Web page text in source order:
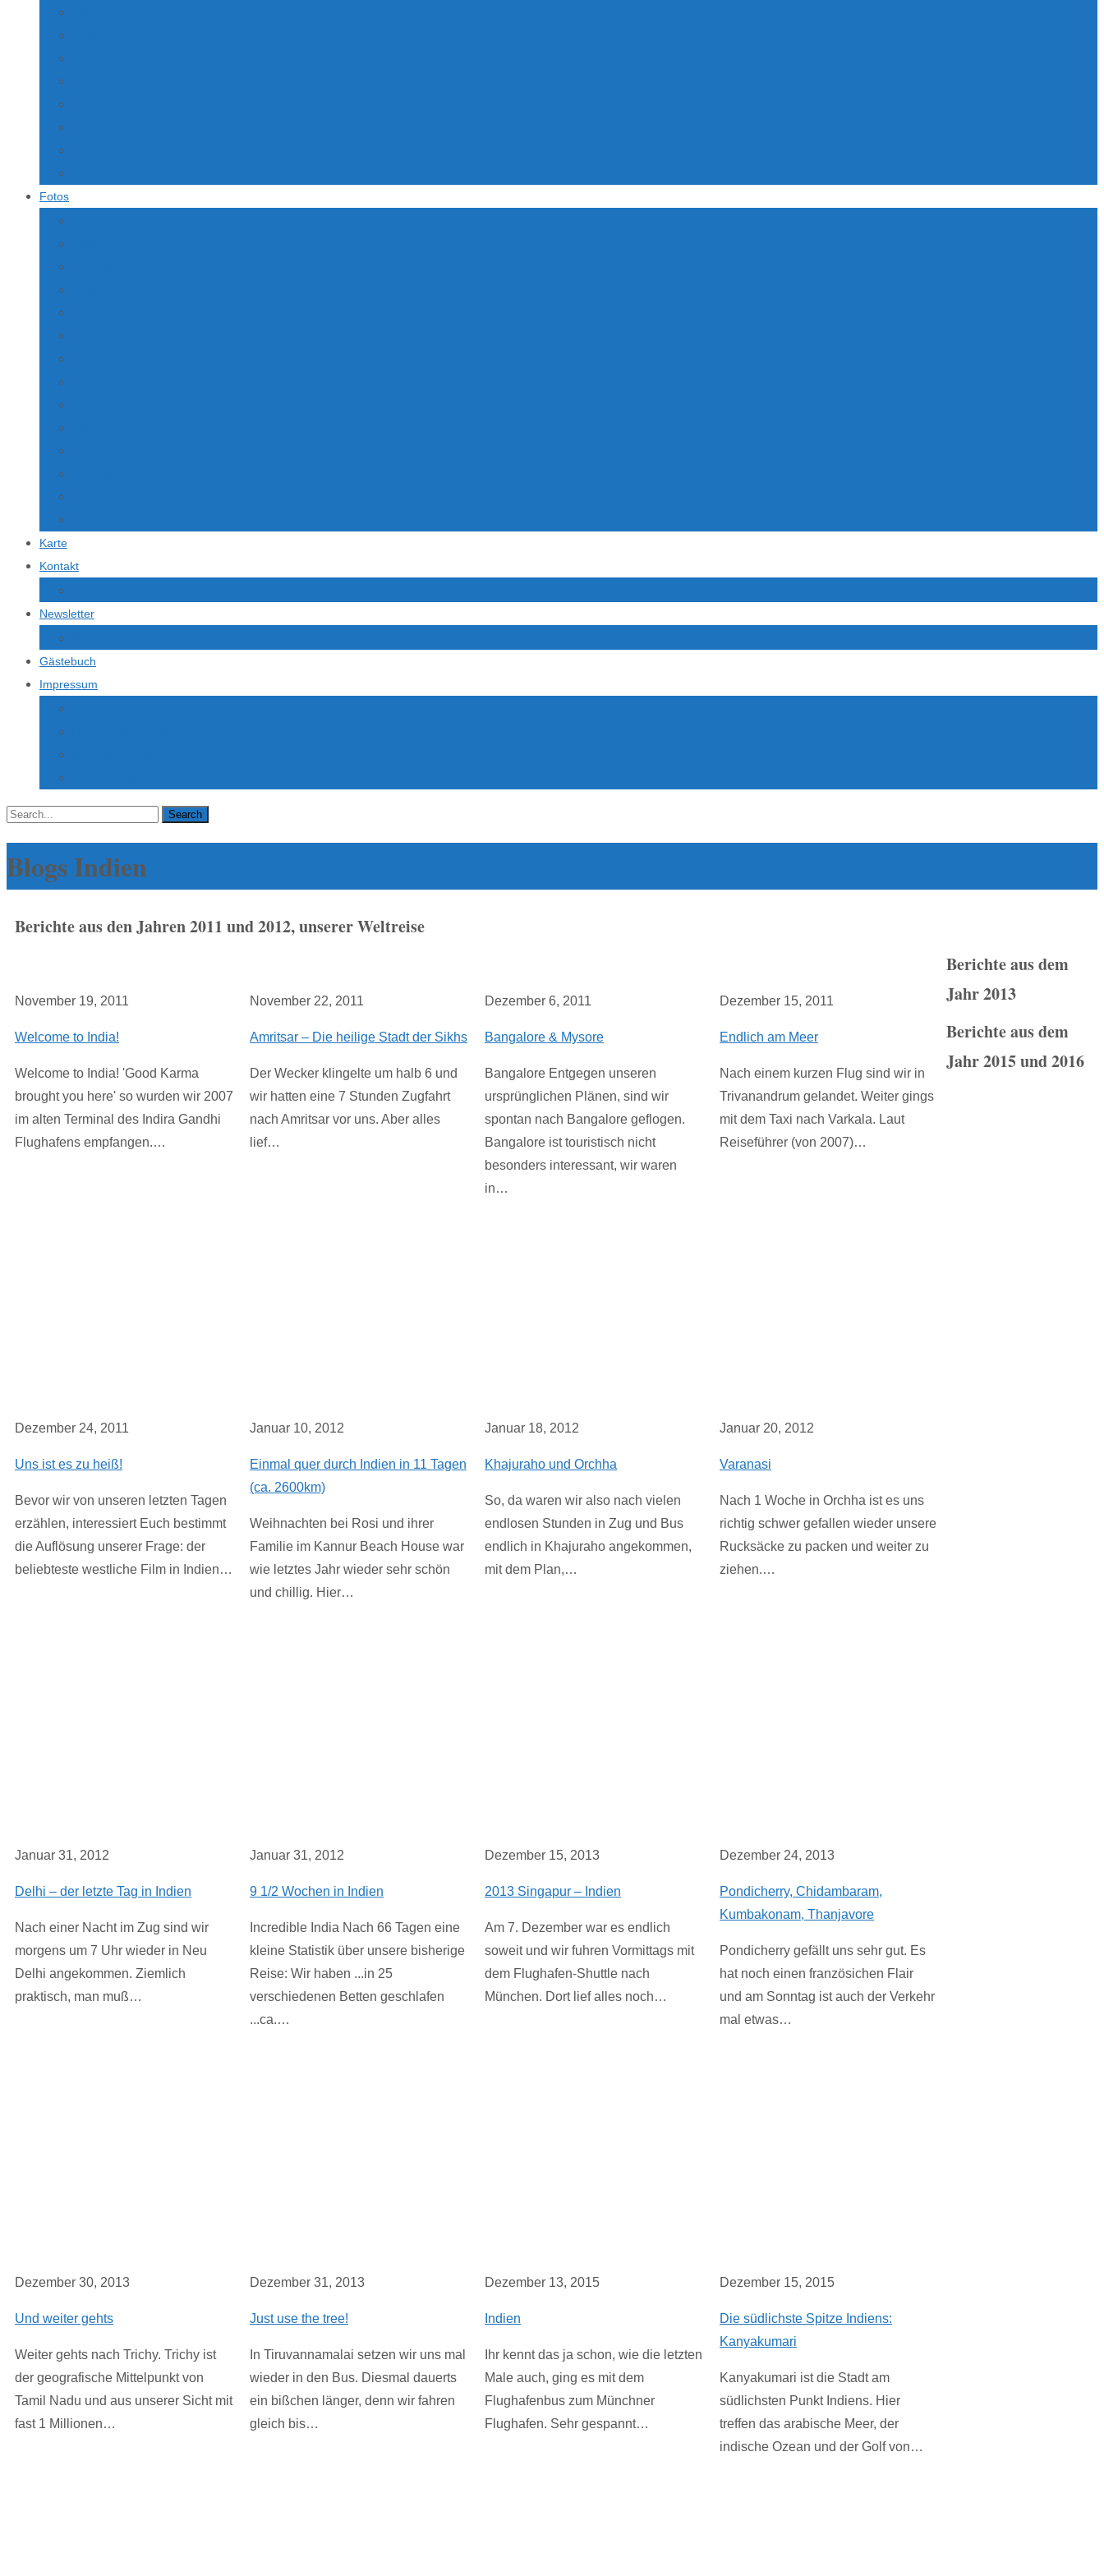
Fotos
Karte
Kontakt
Newsletter
Gästebuch
Impressum
Search
Blogs Indien
Berichte aus den Jahren 2011 und 2012, unserer Weltreise
November 19, 2011
Welcome to India!
Welcome to India! 'Good Karma
brought you here' so wurden wir 2007
im alten Terminal des Indira Gandhi
Flughafens empfangen.…
November 22, 2011
Amritsar – Die heilige Stadt der Sikhs
Der Wecker klingelte um halb 6 und
wir hatten eine 7 Stunden Zugfahrt
nach Amritsar vor uns. Aber alles
lief…
Dezember 6, 2011
Bangalore & Mysore
Bangalore Entgegen unseren
ursprünglichen Plänen, sind wir
spontan nach Bangalore geflogen.
Bangalore ist touristisch nicht
besonders interessant, wir waren
in…
Dezember 15, 2011
Endlich am Meer
Nach einem kurzen Flug sind wir in
Trivanandrum gelandet. Weiter gings
mit dem Taxi nach Varkala. Laut
Reiseführer (von 2007)…
Dezember 24, 2011
Uns ist es zu heiß!
Bevor wir von unseren letzten Tagen
erzählen, interessiert Euch bestimmt
die Auflösung unserer Frage: der
beliebteste westliche Film in Indien…
Januar 10, 2012
Einmal quer durch Indien in 11 Tagen
(ca. 2600km)
Weihnachten bei Rosi und ihrer
Familie im Kannur Beach House war
wie letztes Jahr wieder sehr schön
und chillig. Hier…
Januar 18, 2012
Khajuraho und Orchha
So, da waren wir also nach vielen
endlosen Stunden in Zug und Bus
endlich in Khajuraho angekommen,
mit dem Plan,…
Januar 20, 2012
Varanasi
Nach 1 Woche in Orchha ist es uns
richtig schwer gefallen wieder unsere
Rucksäcke zu packen und weiter zu
ziehen.…
Januar 31, 2012
Delhi – der letzte Tag in Indien
Nach einer Nacht im Zug sind wir
morgens um 7 Uhr wieder in Neu
Delhi angekommen. Ziemlich
praktisch, man muß…
Januar 31, 2012
9 1/2 Wochen in Indien
Incredible India Nach 66 Tagen eine
kleine Statistik über unsere bisherige
Reise: Wir haben ...in 25
verschiedenen Betten geschlafen
...ca.…
Berichte aus dem
Jahr 2013
Dezember 15, 2013
2013 Singapur – Indien
Am 7. Dezember war es endlich
soweit und wir fuhren Vormittags mit
dem Flughafen-Shuttle nach
München. Dort lief alles noch…
Dezember 24, 2013
Pondicherry, Chidambaram,
Kumbakonam, Thanjavore
Pondicherry gefällt uns sehr gut. Es
hat noch einen französichen Flair
und am Sonntag ist auch der Verkehr
mal etwas…
Dezember 30, 2013
Und weiter gehts
Weiter gehts nach Trichy. Trichy ist
der geografische Mittelpunkt von
Tamil Nadu und aus unserer Sicht mit
fast 1 Millionen…
Dezember 31, 2013
Just use the tree!
In Tiruvannamalai setzen wir uns mal
wieder in den Bus. Diesmal dauerts
ein bißchen länger, denn wir fahren
gleich bis…
Berichte aus dem
Jahr 2015 und 2016
Dezember 13, 2015
Indien
Ihr kennt das ja schon, wie die letzten
Male auch, ging es mit dem
Flughafenbus zum Münchner
Flughafen. Sehr gespannt…
Dezember 15, 2015
Die südlichste Spitze Indiens:
Kanyakumari
Kanyakumari ist die Stadt am
südlichsten Punkt Indiens. Hier
treffen das arabische Meer, der
indische Ozean und der Golf von…